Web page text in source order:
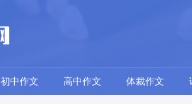
初中作文 高中作文 体裁作文